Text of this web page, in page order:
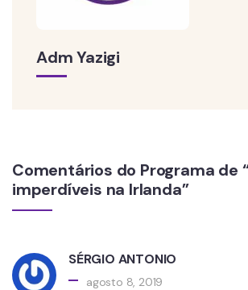
Adm Yazigi
Comentários do Programa de
imperdíveis na Irlanda”
SÉRGIO ANTONIO
agosto 8, 2019